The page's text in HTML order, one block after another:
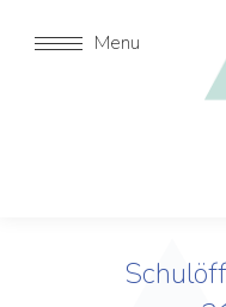
Menu